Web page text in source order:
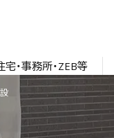
宅・事務所・ZEB等